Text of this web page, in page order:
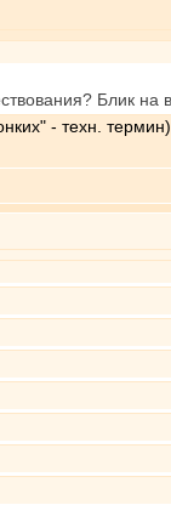
Блик на
- техн. термин)